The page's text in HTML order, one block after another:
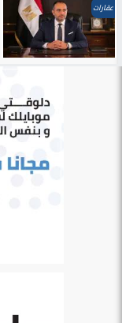
عقارات